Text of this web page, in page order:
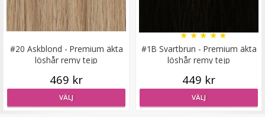
#20 Askblond - Premium äkta
löshår remy tejp
469 kr
VÄLJ
#1B Svartbrun - Premium äkta
löshår remy tejp
★★★★★
449 kr
VÄLJ